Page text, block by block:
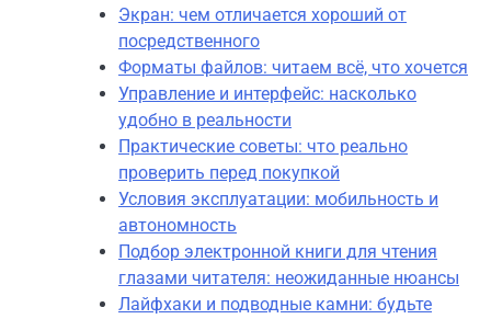
Экран: чем отличается хороший от
посредственного
Форматы файлов: читаем всё, что хочется
Управление и интерфейс: насколько
удобно в реальности
Практические советы: что реально
проверить перед покупкой
Условия эксплуатации: мобильность и
автономность
Подбор электронной книги для чтения
глазами читателя: неожиданные нюансы
Лайфхаки и подводные камни: будьте